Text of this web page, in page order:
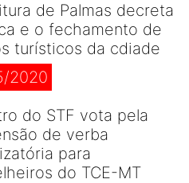
de Palmas decreta
e o fechamento de
turísticos da cdiade
2020
do STF vota pela
de verba
para
do TCE-MT